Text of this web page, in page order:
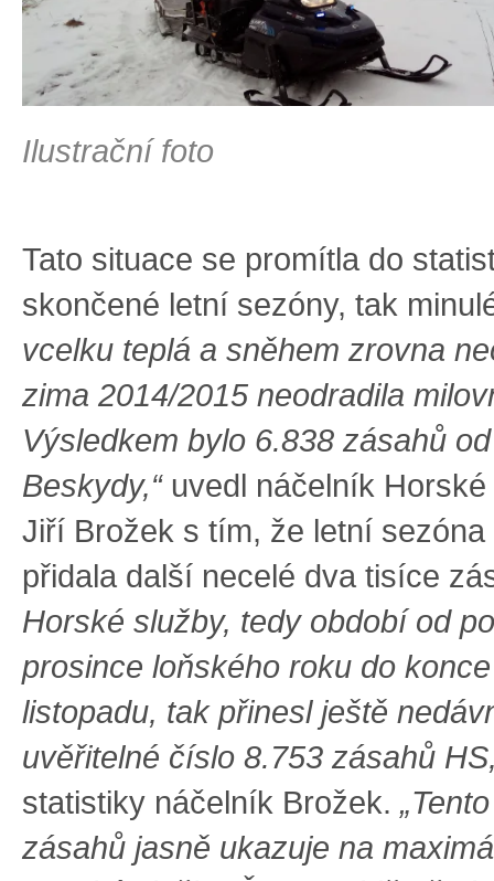
Ilustrační foto
Tato situace se promítla do
skončené letní sezóny, tak
vcelku teplá a sněhem zrovna
zima 2014/2015 neodradila
Výsledkem bylo 6.838 zásahů
Beskydy,“uvedl náčelník Horské
Jiří Brožek s tím, že letní sezóna
přidala další necelé dva tisíce
Horské služby, tedy období od
prosince loňského roku do
listopadu, tak přinesl ještě
uvěřitelné číslo 8.753 zásahů
statistiky náčelník Brožek.
zásahů jasně ukazuje na